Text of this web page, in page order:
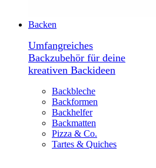
Backen
Umfangreiches
Backzubehör für deine
kreativen Backideen
Backbleche
Backformen
Backhelfer
Backmatten
Pizza & Co.
Tartes & Quiches